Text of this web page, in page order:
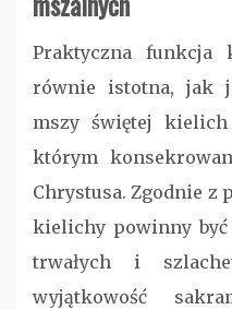
Praktyczna funkcja
równie istotna, jak
mszy świętej
którym
Chrystusa. Zgodnie
kielichy powinny być
trwałych i
wyjątkowość